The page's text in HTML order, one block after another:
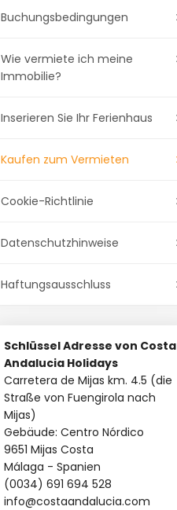
Buchungsbedingungen
Wie vermiete ich meine
Immobilie?
Inserieren Sie Ihr Ferienhaus
Kaufen zum Vermieten
Cookie-Richtlinie
Datenschutzhinweise
Haftungsausschluss
Schlüssel Adresse von Costa
Andalucia Holidays
Carretera de Mijas km. 4.5 (die
Straße von Fuengirola nach
Mijas)
Gebäude: Centro Nórdico
9651 Mijas Costa
Málaga - Spanien
(0034) 691 694 528
info@costaandalucia.com